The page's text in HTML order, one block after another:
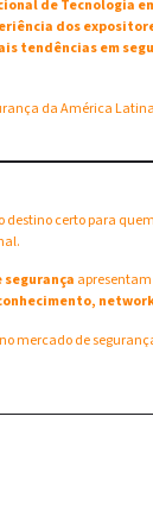
de Tecnologia
dos
tendências em
da América
destino certo para
apresentam
mercado de